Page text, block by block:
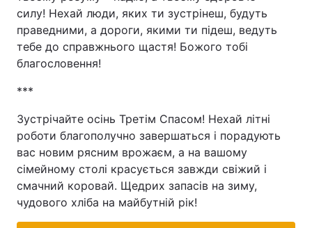
силу! Нехай люди, яких ти зустрінеш, будуть
праведними, а дороги, якими ти підеш, ведуть
тебе до справжнього щастя! Божого тобі
благословення!
***
Зустрічайте осінь Третім Спасом! Нехай літні
роботи благополучно завершаться і порадують
вас новим рясним врожаєм, а на вашому
сімейному столі красується завжди свіжий і
смачний коровай. Щедрих запасів на зиму,
чудового хліба на майбутній рік!